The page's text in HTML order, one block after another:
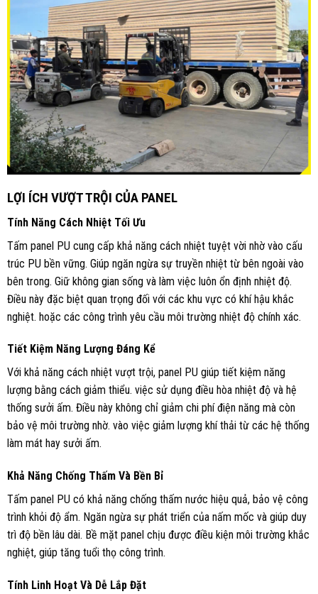
LỢI ÍCH VƯỢT TRỘI CỦA PANEL
Tính Năng Cách Nhiệt Tối Ưu
Tấm panel PU cung cấp khả năng cách nhiệt tuyệt vời nhờ vào cấu
trúc PU bền vững. Giúp ngăn ngừa sự truyền nhiệt từ bên ngoài vào
bên trong. Giữ không gian sống và làm việc luôn ổn định nhiệt độ.
Điều này đặc biệt quan trọng đối với các khu vực có khí hậu khắc
nghiệt. hoặc các công trình yêu cầu môi trường nhiệt độ chính xác.
Tiết Kiệm Năng Lượng Đáng Kể
Với khả năng cách nhiệt vượt trội, panel PU giúp tiết kiệm năng
lượng bằng cách giảm thiểu. việc sử dụng điều hòa nhiệt độ và hệ
thống sưởi ấm. Điều này không chỉ giảm chi phí điện năng mà còn
bảo vệ môi trường nhờ. vào việc giảm lượng khí thải từ các hệ thống
làm mát hay sưởi ấm.
Khả Năng Chống Thấm Và Bền Bỉ
Tấm panel PU có khả năng chống thấm nước hiệu quả, bảo vệ công
trình khỏi độ ẩm. Ngăn ngừa sự phát triển của nấm mốc và giúp duy
trì độ bền lâu dài. Bề mặt panel chịu được điều kiện môi trường khắc
nghiệt, giúp tăng tuổi thọ công trình.
Tính Linh Hoạt Và Dễ Lắp Đặt